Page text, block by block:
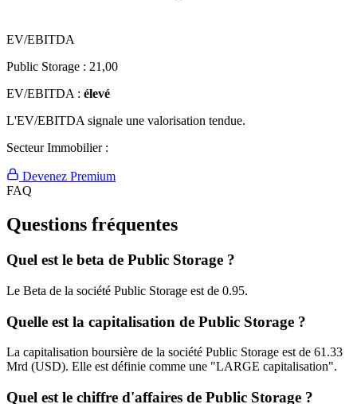
EV/EBITDA
Public Storage : 21,00
EV/EBITDA : élevé
L'EV/EBITDA signale une valorisation tendue.
Secteur Immobilier :
Devenez Premium
FAQ
Questions fréquentes
Quel est le beta de Public Storage ?
Le Beta de la société Public Storage est de 0.95.
Quelle est la capitalisation de Public Storage ?
La capitalisation boursière de la société Public Storage est de 61.33
Mrd (USD). Elle est définie comme une "LARGE capitalisation".
Quel est le chiffre d'affaires de Public Storage ?